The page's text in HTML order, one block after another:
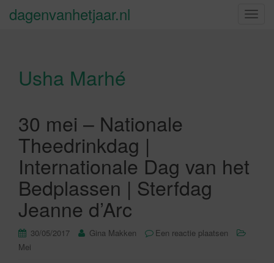
S
dagenvanhetjaar.nl
Usha Marhé
30 mei – Nationale
Theedrinkdag |
Internationale Dag van het
Bedplassen | Sterfdag
Jeanne d’Arc
30/05/2017 Gina Makken
Een reactie plaatsen
Mei